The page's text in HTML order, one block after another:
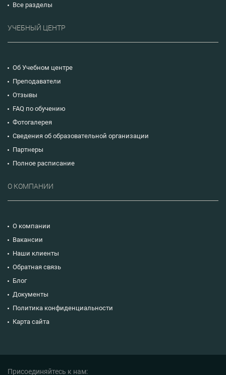
Все разделы
УЧЕБНЫЙ ЦЕНТР
Об Учебном центре
Преподаватели
Отзывы
FAQ по обучению
Фотогалерея
Сведения об образовательной организации
Партнеры
Полное расписание
О КОМПАНИИ
О компании
Вакансии
Наши клиенты
Обратная связь
Блог
Документы
Политика конфиденциальности
Карта сайта
Присоединяйтесь к нам: